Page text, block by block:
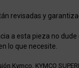
revisadas y
a esta pieza no
lo que necesite.
Kymco, KYMCO